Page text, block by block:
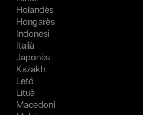
Holandès
Hongarès
Indonesi
Italià
Japonès
Kazakh
Letó
Lituà
Macedoni